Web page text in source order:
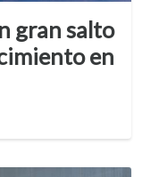
gran salto
en